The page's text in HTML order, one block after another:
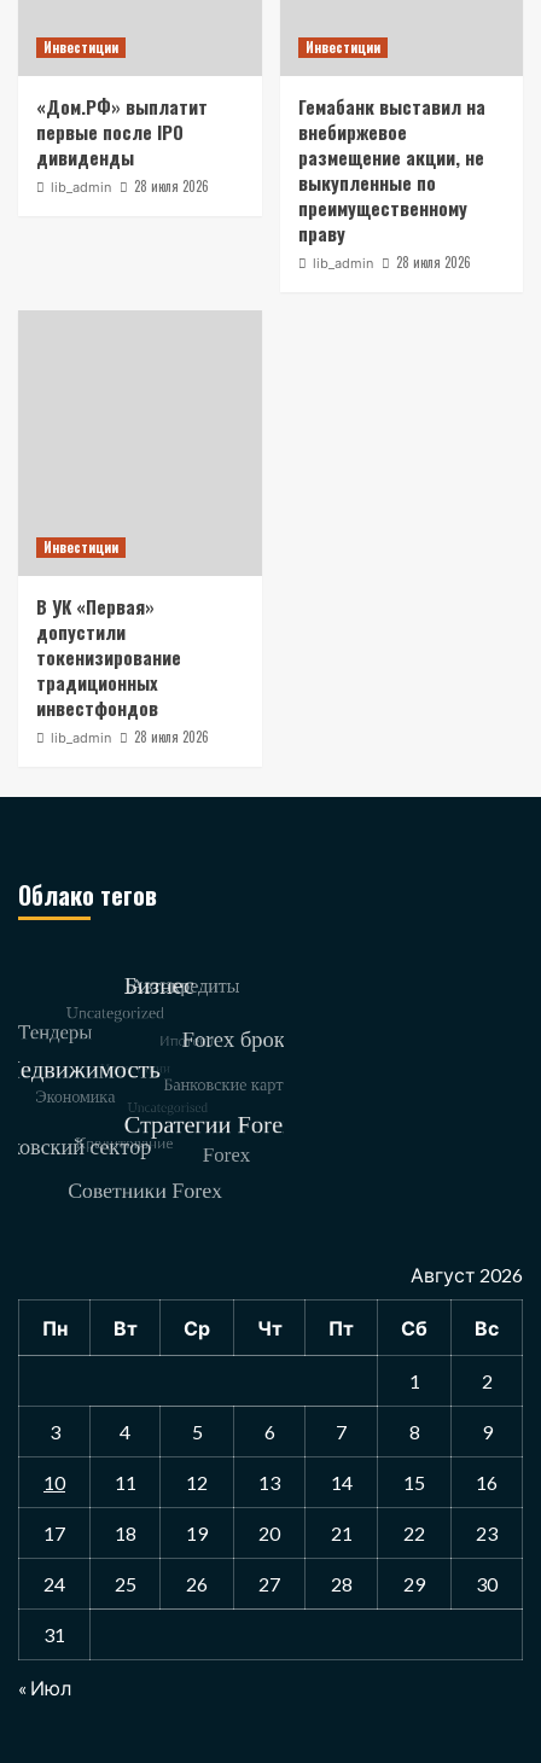
Инвестиции
«Дом.РФ» выплатит
первые после IPO
дивиденды
lib_admin 28 июля 2026
Инвестиции
Гемабанк выставил на
внебиржевое
размещение акции, не
выкупленные по
преимущественному
праву
lib_admin 28 июля 2026
Инвестиции
В УК «Первая»
допустили
токенизирование
традиционных
инвестфондов
lib_admin 28 июля 2026
Облако тегов
Август 2026
Пн Вт Ср Чт Пт Сб Вс
1 2
3 4 5 6 7 8 9
10 11 12 13 14 15 16
17 18 19 20 21 22 23
24 25 26 27 28 29 30
31
« Июл